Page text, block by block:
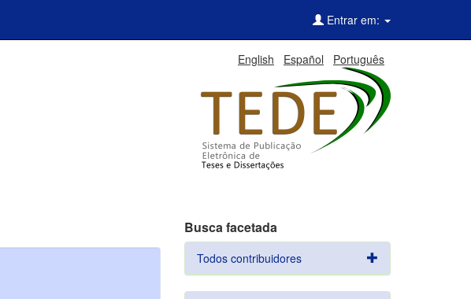
Entrar em:
English Español Português
Busca facetada
Todos contribuidores